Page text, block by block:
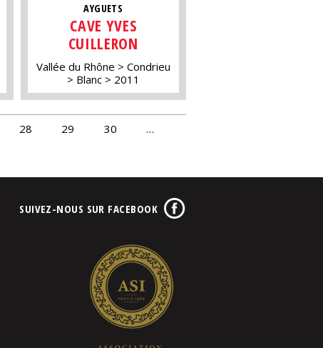
AYGUETS
CAVE YVES
CUILLERON
Vallée du Rhône
Condrieu
Blanc
2011
28 29 30
…
SUIVEZ-NOUS SUR FACEBOOK